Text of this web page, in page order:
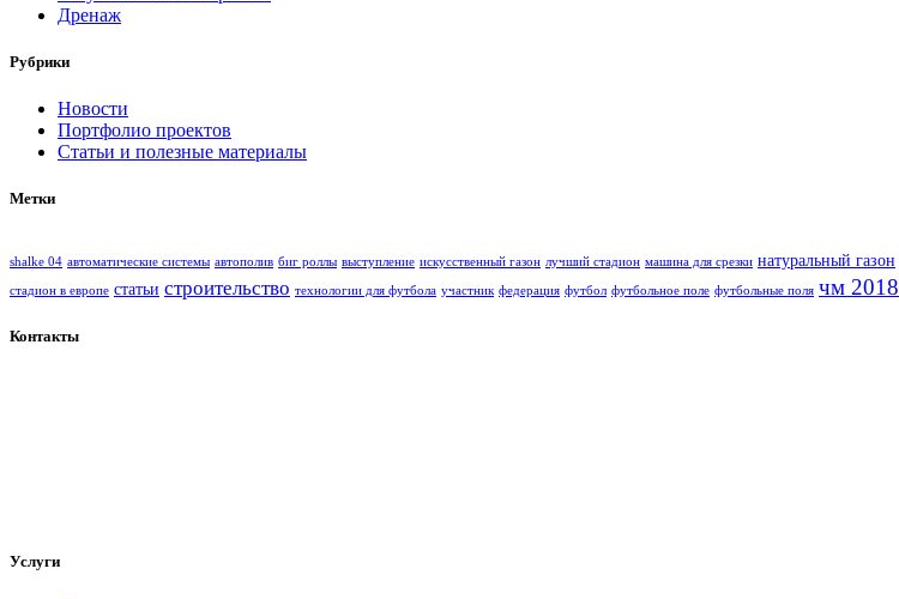
Дренаж
Рубрики
Новости
Портфолио проектов
Статьи и полезные материалы
Метки
shalke 04 автоматические системы автополив биг роллы выступление искусственный газон лучший стадион машина для срезки натуральный газон
стадион в европе статьи строительство технологии для футбола участник федерация футбол футбольное поле футбольные поля чм 2018
Контакты
Услуги